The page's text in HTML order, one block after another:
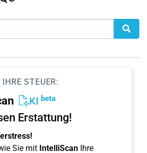
STEUER:
KI beta
Erstattung!
Sie mit IntelliScan Ihre